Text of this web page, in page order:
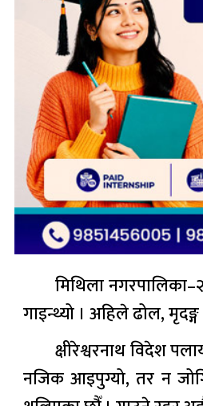
मिथिला
गाइन्थ्यो । अहिले ढोल,
क्षीरेश्वरनाथ विदेश
नजिक आइपुग्यो, तर न